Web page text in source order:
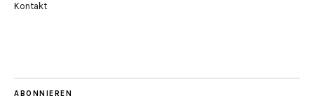
Kontakt
ABONNIEREN